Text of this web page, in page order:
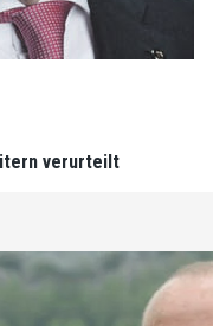
verurteilt